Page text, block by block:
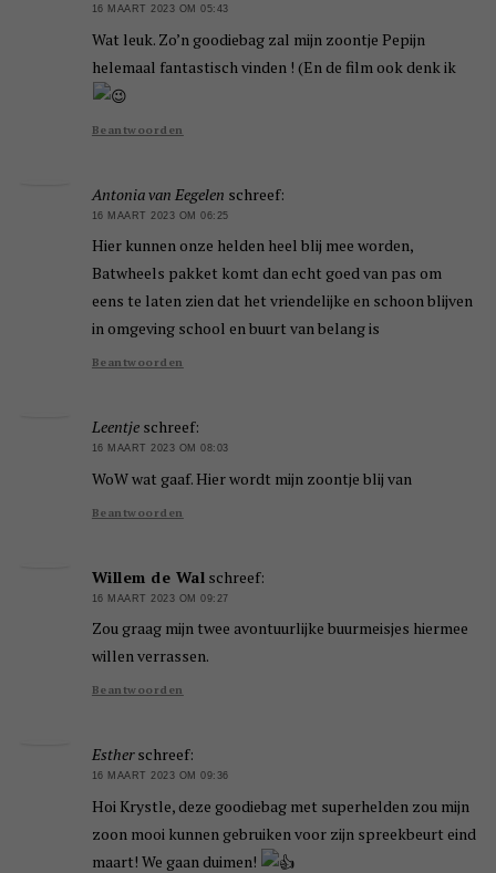
16 MAART 2023 OM 05:43
Wat leuk. Zo’n goodiebag zal mijn zoontje Pepijn
helemaal fantastisch vinden ! (En de film ook denk ik
Beantwoorden
Antonia van Eegelen schreef:
16 MAART 2023 OM 06:25
Hier kunnen onze helden heel blij mee worden,
Batwheels pakket komt dan echt goed van pas om
eens te laten zien dat het vriendelijke en schoon blijven
in omgeving school en buurt van belang is
Beantwoorden
Leentje schreef:
16 MAART 2023 OM 08:03
WoW wat gaaf. Hier wordt mijn zoontje blij van
Beantwoorden
Willem de Wal schreef:
16 MAART 2023 OM 09:27
Zou graag mijn twee avontuurlijke buurmeisjes hiermee
willen verrassen.
Beantwoorden
Esther schreef:
16 MAART 2023 OM 09:36
Hoi Krystle, deze goodiebag met superhelden zou mijn
zoon mooi kunnen gebruiken voor zijn spreekbeurt eind
maart! We gaan duimen!